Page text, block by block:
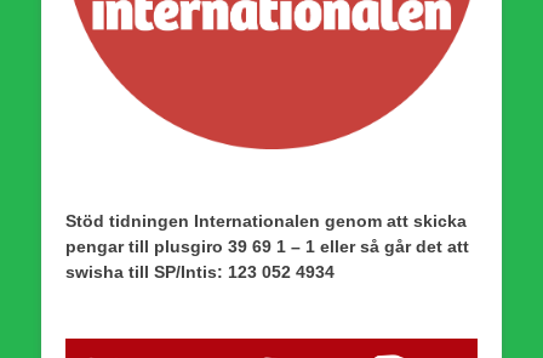
Stöd tidningen Internationalen genom att skicka
pengar till plusgiro 39 69 1 – 1 eller så går det att
swisha till SP/Intis: 123 052 4934